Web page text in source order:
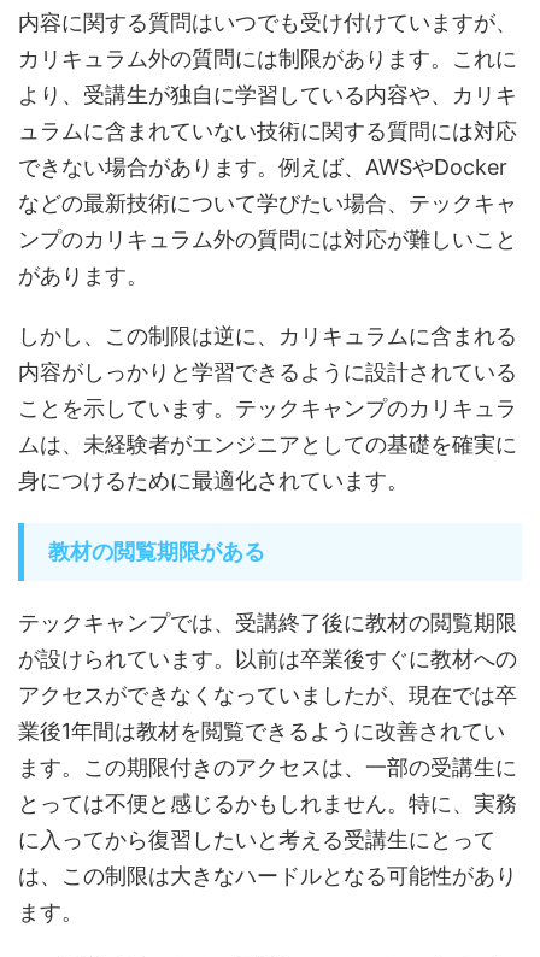
内容に関する質問はいつでも受け付けていますが、
カリキュラム外の質問には制限があります。これに
より、受講生が独自に学習している内容や、カリキ
ュラムに含まれていない技術に関する質問には対応
できない場合があります。例えば、AWSやDocker
などの最新技術について学びたい場合、テックキャ
ンプのカリキュラム外の質問には対応が難しいこと
があります。
しかし、この制限は逆に、カリキュラムに含まれる
内容がしっかりと学習できるように設計されている
ことを示しています。テックキャンプのカリキュラ
ムは、未経験者がエンジニアとしての基礎を確実に
身につけるために最適化されています。
教材の閲覧期限がある
テックキャンプでは、受講終了後に教材の閲覧期限
が設けられています。以前は卒業後すぐに教材への
アクセスができなくなっていましたが、現在では卒
業後1年間は教材を閲覧できるように改善されてい
ます。この期限付きのアクセスは、一部の受講生に
とっては不便と感じるかもしれません。特に、実務
に入ってから復習したいと考える受講生にとって
は、この制限は大きなハードルとなる可能性があり
ます。